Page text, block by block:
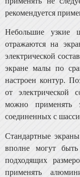
рекомендуется
Небольшие узкие
отражаются на
электрической
экране малы по
настроен контур.
от электрической
можно применять
соединенных с
Стандартные
вполне могут
подходящих
применять